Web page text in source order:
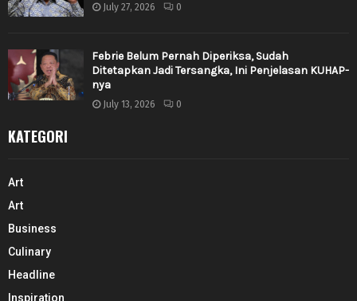
July 27, 2026 0
Febrie Belum Pernah Diperiksa, Sudah
Ditetapkan Jadi Tersangka, Ini Penjelasan KUHAP-
nya
July 13, 2026 0
KATEGORI
Art
Art
Business
Culinary
Headline
Inspiration